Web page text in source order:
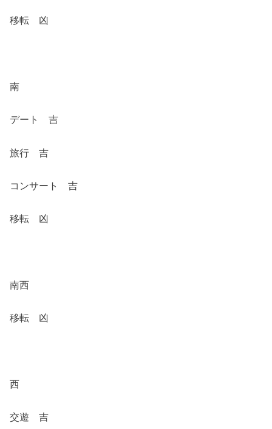
移転 凶
南
デート 吉
旅行 吉
コンサート 吉
移転 凶
南西
移転 凶
西
交遊 吉